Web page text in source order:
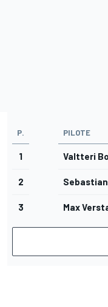
P. PILOTE
1 Valtteri
2
3 Max